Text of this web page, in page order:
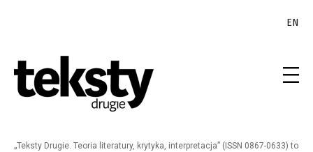
EN
„Teksty Drugie. Teoria literatury, krytyka, interpretacja” (ISSN 0867-0633) to